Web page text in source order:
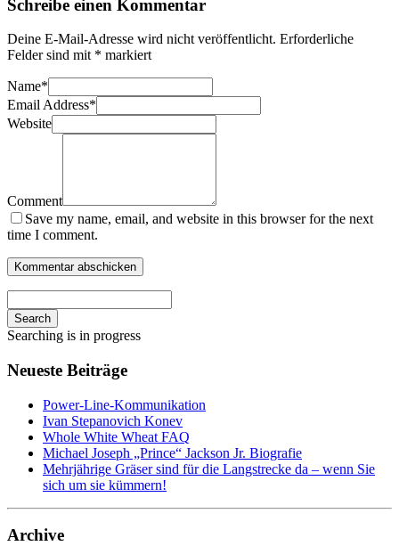
Schreibe einen Kommentar
Deine E-Mail-Adresse wird nicht veröffentlicht. Erforderliche
Felder sind mit * markiert
Name*
Email Address*
Website
Comment
Save my name, email, and website in this browser for the next
time I comment.
Search
Searching is in progress
Neueste Beiträge
Power-Line-Kommunikation
Ivan Stepanovich Konev
Whole White Wheat FAQ
Michael Joseph „Prince“ Jackson Jr. Biografie
Mehrjährige Gräser sind für die Langstrecke da – wenn Sie
sich um sie kümmern!
Archive